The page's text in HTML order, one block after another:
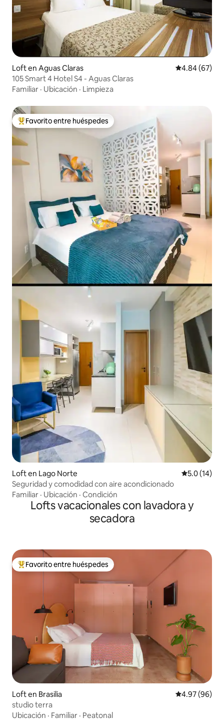
Loft en Aguas Claras Calificación
4.84 (67)
105 Smart 4 Hotel S4 - Aguas Claras
Familiar · Ubicación · Limpieza
Favorito entre huéspedes preferido
Favorito entre huéspedes
Loft en Lago Norte Calificación
5.0 (14)
Seguridad y comodidad con aire acondicionado
Familiar · Ubicación · Condición
Lofts vacacionales con lavadora y
secadora
Favorito entre huéspedes preferido
Favorito entre huéspedes
Loft en Brasilia Calificación
4.97 (96)
studio terra
Ubicación · Familiar · Peatonal